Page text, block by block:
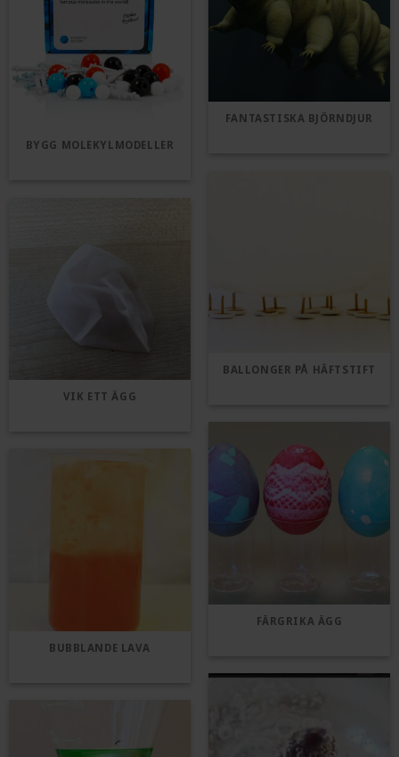
FANTASTISKA BJÖRNDJUR
BYGG MOLEKYLMODELLER
BALLONGER PÅ HÄFTSTIFT
VIK ETT ÄGG
FÄRGRIKA ÄGG
BUBBLANDE LAVA